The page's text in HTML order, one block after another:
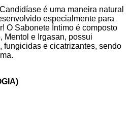
é uma maneira natural
especialmente para
O Sabonete Íntimo é composto
Mentol e Irgasan, possui
fungicidas e cicatrizantes, sendo